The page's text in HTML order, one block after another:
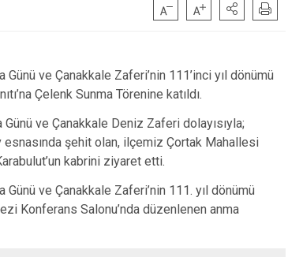
Akhisar
Alaşehir
Demirci
Gölmarmara
Kırkağaç
Sarıgöl
Soma
ve Çanakkale Zaferi’nin 111’inci yıl dönümü
Çelenk Sunma Törenine katıldı.
ve Çanakkale Deniz Zaferi dolayısıyla;
esnasında şehit olan, ilçemiz Çortak Mahallesi
kabrini ziyaret etti.
ve Çanakkale Zaferi’nin 111. yıl dönümü
Konferans Salonu’nda düzenlenen anma